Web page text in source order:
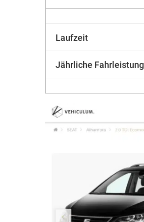
Laufzeit
Jährliche Fahrleistung